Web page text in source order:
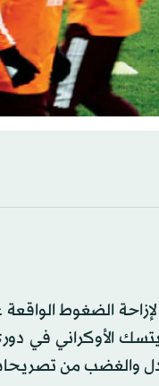
الضغوط
الأوكراني في
والغضب من